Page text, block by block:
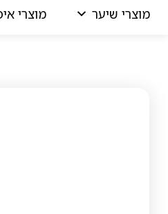
מוצרי שיער
מוצרי